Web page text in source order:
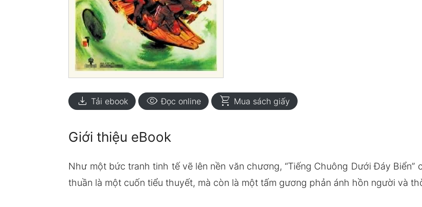
download Tải ebook visibility Đọc online shopping_cart Mua sách giấy
Giới thiệu eBook
Như một bức tranh tinh tế vẽ lên nền văn chương, “Tiếng Chuông Dưới Đáy
thuần là một cuốn tiểu thuyết, mà còn là một tấm gương phản ánh hồn người và